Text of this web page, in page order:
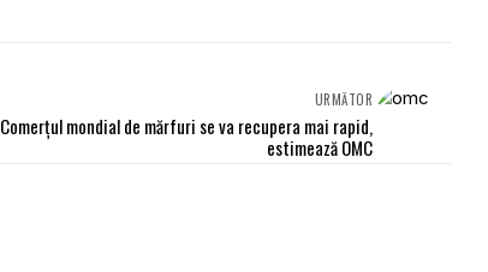
URMĂTOR
Comerțul mondial de mărfuri se va recupera mai rapid,
estimează OMC